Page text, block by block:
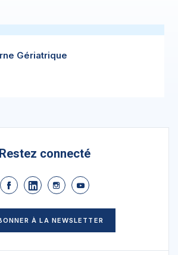
Gériatrique
Restez connecté
À LA NEWSLETTER